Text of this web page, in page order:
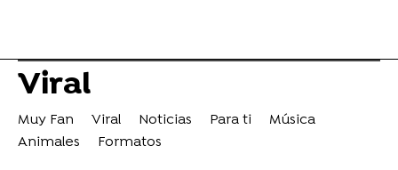
Viral
Muy Fan Viral Noticias Para ti
Música
Animales
Formatos